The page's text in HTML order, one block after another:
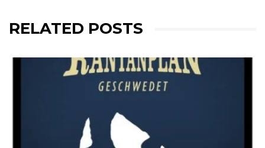
RELATED POSTS